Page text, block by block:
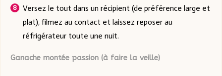
Versez le tout dans un récipient (de préférence large et
plat), filmez au contact et laissez reposer au
réfrigérateur toute une nuit.
Ganache montée passion (à faire la veille)